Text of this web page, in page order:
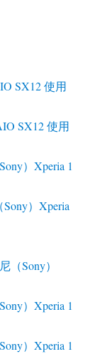
SX12 使用
SX12 使用
）Xperia 1
）Xperia
Sony）
）Xperia 1
）Xperia 1